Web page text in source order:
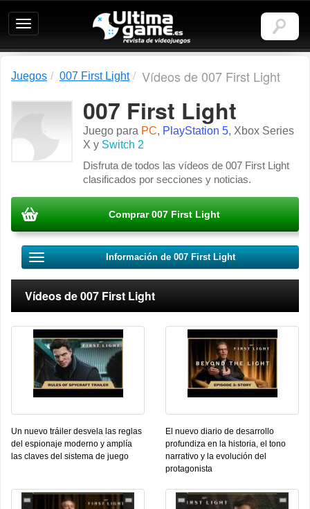
Ultimagame:
Revista
de
Juegos 007 First Light Vídeos de 007 First Light
007 First Light
Juego para PC, PlayStation 5, Xbox Series
X y Switch 2
Disfruta de todos las vídeos de 007 First Light
clasificados por secciones y noticias.
Comprar 007 First Light
Información de 007 First Light
Vídeos de 007 First Light
Un nuevo tráiler desvela las reglas
del espionaje moderno y amplía
las claves del sistema de juego
El nuevo diario de desarrollo
profundiza en la historia, el tono
narrativo y la evolución del
protagonista